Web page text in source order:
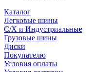
Каталог
Легковые шины
С/Х и Индустриальные
Грузовые шины
Диски
Покупателю
Условия оплаты